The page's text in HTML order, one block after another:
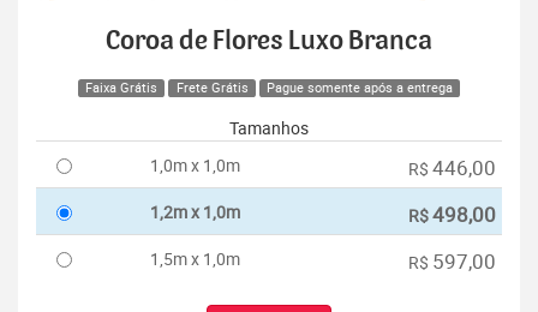
Coroa de Flores Luxo Branca
Faixa Grátis Frete Grátis Pague somente após a entrega
Tamanhos
1,0m x 1,0m
R$ 446,00
1,2m x 1,0m R$498,00
1,5m x 1,0m R$ 597,00